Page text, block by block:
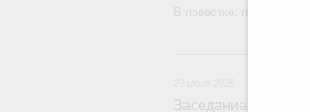
В повестке: проекты
Заседание